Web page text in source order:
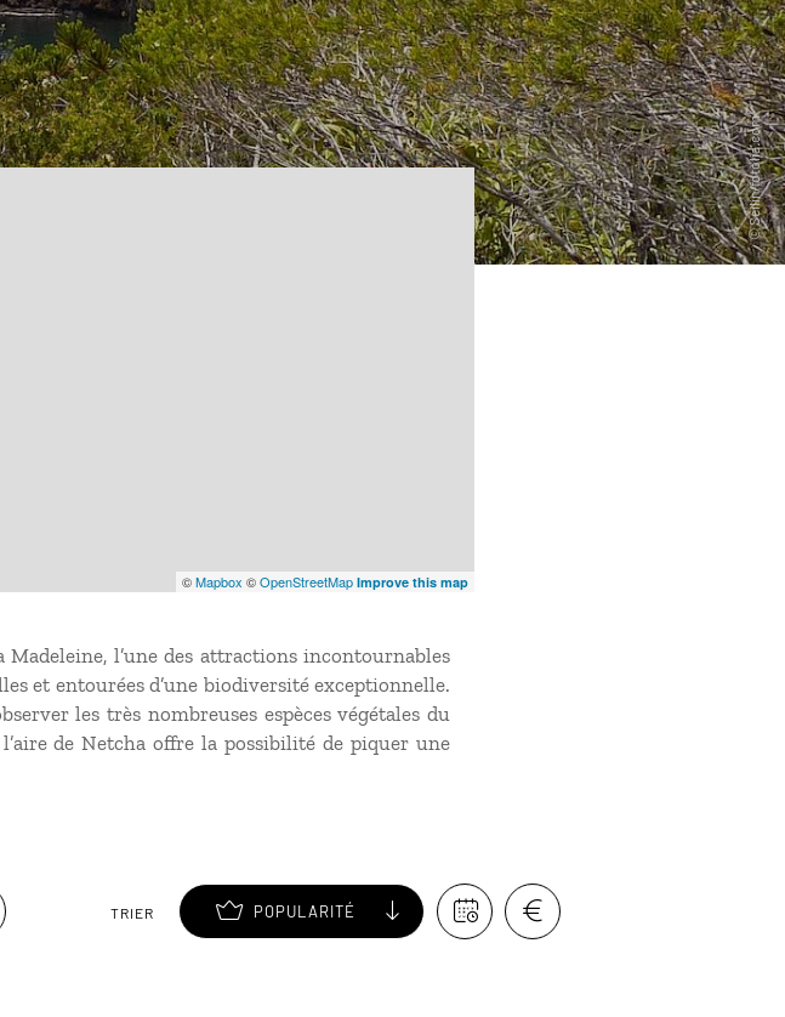
©Mapbox ©OpenStreetMap Improve this map
l’une des attractions incontournables
et entourées d’une biodiversité exceptionnelle.
les très nombreuses espèces végétales du
de Netcha offre la possibilité de piquer une
TRIER POPULARITÉ